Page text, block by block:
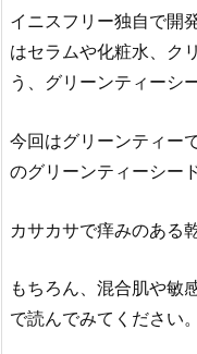
イニスフリー独自で開
はセラムや化粧水、ク
う、グリーンティーシ
今回はグリーンティー
のグリーンティーシー
カサカサで痒みのある
もちろん、混合肌や敏
で読んでみてください。